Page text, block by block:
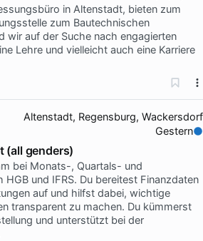
in Altenstadt, bieten zum
zum Bautechnischen
wir auf der Suche nach engagierten
Lehre und vielleicht auch eine Karriere
Altenstadt, Regensburg, Wackersdorf
Gestern
(all genders)
bei Monats-, Quartals- und
und IFRS. Du bereitest Finanzdaten
auf und hilfst dabei, wichtige
transparent zu machen. Du kümmerst
und unterstützt bei der